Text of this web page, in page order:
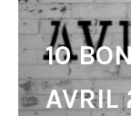
10
AVRIL